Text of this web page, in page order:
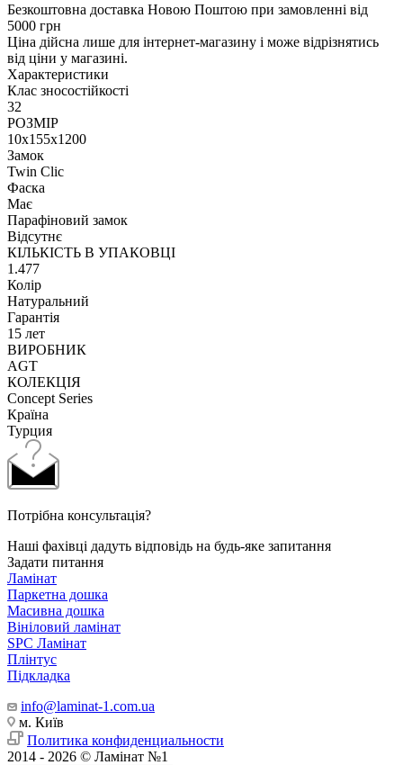
Безкоштовна доставка Новою Поштою при замовленні від
5000 грн
Ціна дійсна лише для інтернет-магазину і може відрізнятись
від ціни у магазині.
Характеристики
Клас зносостійкості
32
РОЗМІР
10x155x1200
Замок
Twin Clic
Фаска
Має
Парафіновий замок
Відсутнє
КІЛЬКІСТЬ В УПАКОВЦІ
1.477
Колір
Натуральний
Гарантія
15 лет
ВИРОБНИК
AGT
КОЛЕКЦІЯ
Concept Series
Країна
Турция
Потрібна консультація?
Наші фахівці дадуть відповідь на будь-яке запитання
Задати питання
Ламінат
Паркетна дошка
Масивна дошка
Вініловий ламінат
SPC Ламінат
Плінтус
Підкладка
info@laminat-1.com.ua
м. Київ
Политика конфиденциальности
2014 - 2026 © Ламінат №1